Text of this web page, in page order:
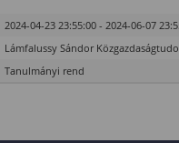
2024-04-23 23:55:00 - 2024-06-07
Lámfalussy Sándor
Tanulmányi rend